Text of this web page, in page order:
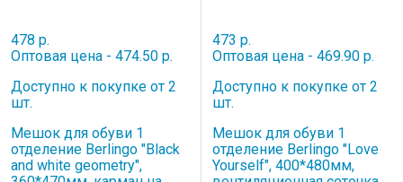
478 р.
Оптовая цена - 474.50 р.
Доступно к покупке от 2
шт.
Мешок для обуви 1
отделение Berlingo "Black
and white geometry",
473 р.
Оптовая цена - 469.90 р.
Доступно к покупке от 2
шт.
Мешок для обуви 1
отделение Berlingo "Love
Yourself", 400*480мм,